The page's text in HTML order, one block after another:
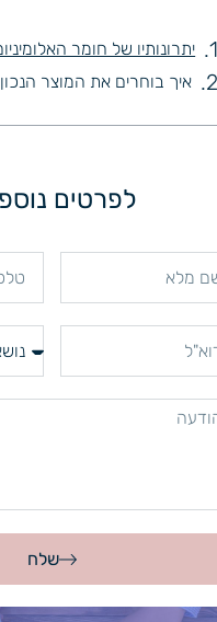
יתרונותיו של חומר
איך בוחרים את המוצר הנכון
לפרטים
שלח